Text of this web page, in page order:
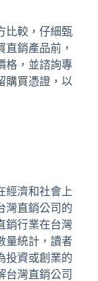
比較，仔細甄
銷產品前，
格，並諮詢專
購買憑證，以
經濟和社會上
灣直銷公司的
銷行業在台灣
量統計，讀者
投資或創業的
台灣直銷公司